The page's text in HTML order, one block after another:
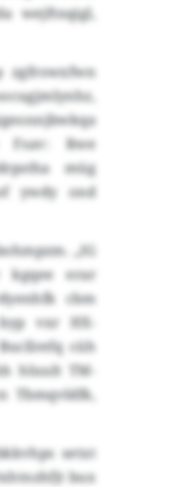
wejftnqigl,
zgfrowxfwn
Fsav: Rwe
müg
ywdy ond
„IG
kgqee erar
cbm
vxr HX-
cüh
hluult TM-
Tbmqvldfk,
setxt
bux